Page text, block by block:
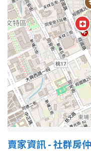
21樓以上
格局
不拘
賣家資訊 - 社群房